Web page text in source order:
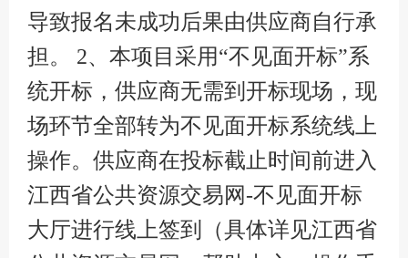
导致报名未成功后果由供应商自行承
担。 2、本项目采用“不见面开标”系
统开标，供应商无需到开标现场，现
场环节全部转为不见面开标系统线上
操作。供应商在投标截止时间前进入
江西省公共资源交易网-不见面开标
大厅进行线上签到（具体详见江西省